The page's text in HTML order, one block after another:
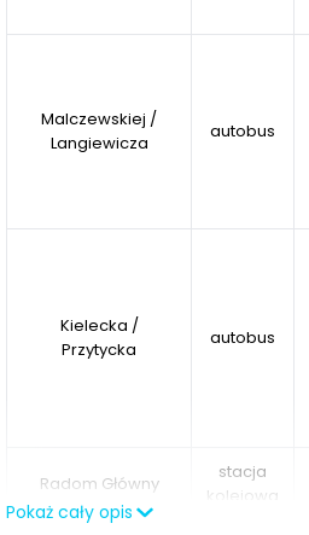
Malczewskiej /
Langiewicza
autobus
Kielecka /
Przytycka
autobus
Radom Główny
stacja
kolejowa
Pokaż cały opis